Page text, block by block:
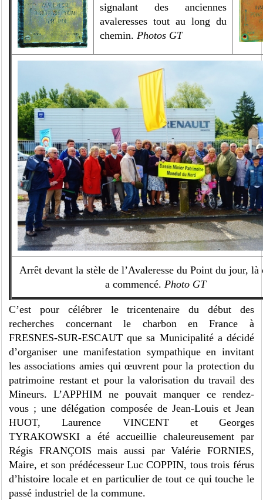
signalant des anciennes
avaleresses tout au long du
chemin. Photos GT
Arrêt devant la stèle de l’Avaleresse du Point du jour, là
a commencé. Photo GT
C’est pour célébrer le tricentenaire du début des
recherches concernant le charbon en France à
FRESNES-SUR-ESCAUT que sa Municipalité a décidé
d’organiser une manifestation sympathique en invitant
les associations amies qui œuvrent pour la protection du
patrimoine restant et pour la valorisation du travail des
Mineurs. L’APPHIM ne pouvait manquer ce rendez-
vous ; une délégation composée de Jean-Louis et Jean
HUOT, Laurence VINCENT et Georges
TYRAKOWSKI a été accueillie chaleureusement par
Régis FRANÇOIS mais aussi par Valérie FORNIES,
Maire, et son prédécesseur Luc COPPIN, tous trois férus
d’histoire locale et en particulier de tout ce qui touche le
passé industriel de la commune.